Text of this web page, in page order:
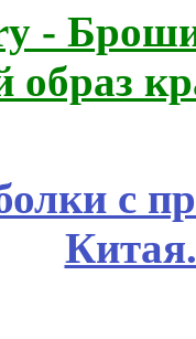
-
образ
с